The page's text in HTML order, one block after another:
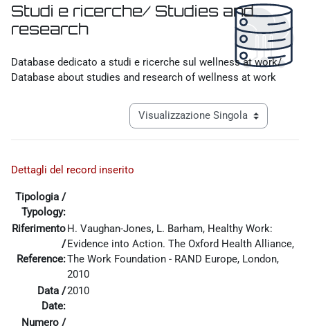
Studi e ricerche/ Studies and
research
Database dedicato a studi e ricerche sul wellness at work/
Database about studies and research of wellness at work
Navigazione terziaria modalità
Dettagli del record inserito
Tipologia /
Typology:
Riferimento
/
Reference:
H. Vaughan-Jones, L. Barham, Healthy Work:
Evidence into Action. The Oxford Health Alliance,
The Work Foundation - RAND Europe, London,
2010
Data /
Date:
2010
Numero /